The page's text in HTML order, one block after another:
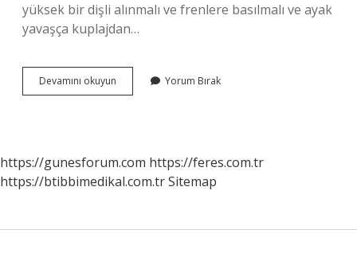
yüksek bir dişli alınmalı ve frenlere basılmalı ve ayak
yavaşça kuplajdan…
Devamını okuyun
Araba
Yorum Bırak
https://gunesforum.com https://feres.com.tr
https://btibbimedikal.com.trSitemap